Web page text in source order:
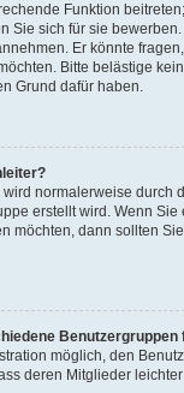
Funktion
Sie sich für sie
Er könnte
Bitte belästige
Grund dafür haben.
normalerweise durch
erstellt wird. Wenn Sie
möchten, dann sollten
möglich, den
deren Mitglieder